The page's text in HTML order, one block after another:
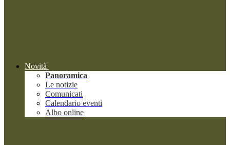
Novità
Panoramica
Le notizie
Comunicati
Calendario eventi
Albo online